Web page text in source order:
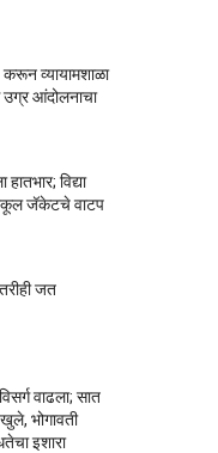
व्यायामशाळा
उग्र आंदोलनाचा
विद्या
स्कूल जॅकेटचे वाटप
जत
वाढला; सात
भोगावती
इशारा